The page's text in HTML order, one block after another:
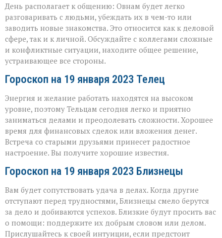
День располагает к общению: Овнам будет легко
разговаривать с людьми, убеждать их в чем-то или
заводить новые знакомства. Это относится как к деловой
сфере, так и к личной. Обсуждайте с коллегами сложные
и конфликтные ситуации, находите общее решение,
устраивающее все стороны.
Гороскоп на 19 января 2023 Телец
Энергия и желание работать находятся на высоком
уровне, поэтому Тельцам сегодня легко и приятно
заниматься делами и преодолевать сложности. Хорошее
время для финансовых сделок или вложения денег.
Встреча со старыми друзьями принесет радостное
настроение. Вы получите хорошие известия.
Гороскоп на 19 января 2023 Близнецы
Вам будет сопутствовать удача в делах. Когда другие
отступают перед трудностями, Близнецы смело берутся
за дело и добиваются успехов. Близкие будут просить вас
о помощи: поддержите их добрым словом или делом.
Прислушайтесь к своей интуиции, если предстоит